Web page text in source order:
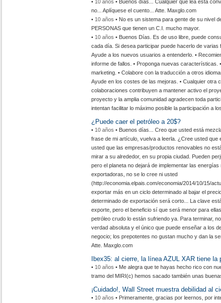
• 10 años • Buenos días... Cualquier que lea esta
no... Aplíquese el cuento... Atte. Maxglo.com
• 10 años • No es un sistema para gente de su nivel
PERSONAS que tienen un C.I. mucho mayor.
• 10 años • Buenos Días. Es de uso libre, puede
cada día. Si desea participar puede hacerlo de varias
Ayude a los nuevos usuarios a entenderlo. •
informe de fallos. • Proponga nuevas características.
marketing. • Colabore con la traducción a otros
Ayude en los costes de las mejoras. • Cualquier otra
colaboraciones contribuyen a mantener activo el
proyecto y la amplia comunidad agradecen toda
intentan facilitar lo máximo posible la participación a
¿Puede caer el petróleo a 20$?
• 10 años • Buenos días... Creo que usted está
frase de mi artículo, vuelva a leerla. ¿Cree usted que
usted que las empresas/productos renovables no
mirar a su alrededor, en su propia ciudad. Pueden
pero el planeta no dejará de implementar las
exportadoras, no se lo cree ni usted
(http://economia.elpais.com/economia/2014/10/15/
exportar más en un ciclo determinado al bajar el
determinado de exportación será corto... La clave
exporte, pero el beneficio sí que será menor para
petróleo crudo lo están sufriendo ya. Para terminar,
verdad absoluta y el único que puede enseñar a los
negocio; los prepotentes no gustan mucho y dan la
Atte. Maxglo.com
Ibex35: al cierre, la línea AZUL XAR tiene la
• 10 años • Me alegra que te hayas hecho rico con
tramo del MIRI(c) hemos sacado también unas
¡Cuidado!, Wall Street muestra debilidad al
• 10 años • Primeramente, gracias por leernos, por